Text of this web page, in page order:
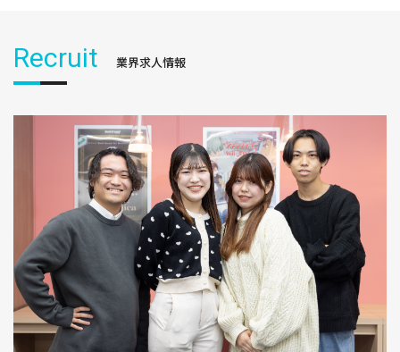
Recruit 業界求人情報